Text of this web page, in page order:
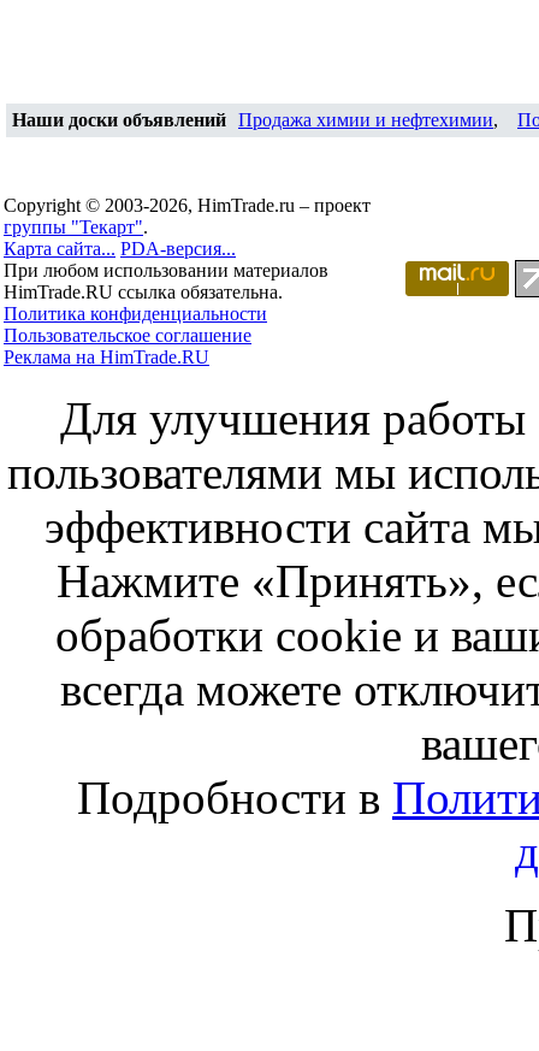
Наши доски объявлений Продажа химии и нефтехимии,
Copyright © 2003-2026, HimTrade.ru – проект
группы "Текарт".
Карта сайта... PDA-версия...
При любом использовании материалов
HimTrade.RU ссылка обязательна.
Политика конфиденциальности
Пользовательское соглашение
Реклама на HimTrade.RU
Для улучшения работы
пользователями мы
эффективности сайта
Нажмите «Принять»,
обработки cookie и
всегда можете
Подробности в